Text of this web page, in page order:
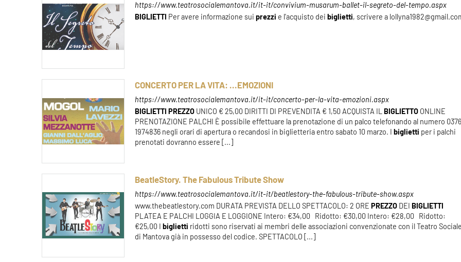
https://www.teatrosocialemantova.it/it-it/convivium-musarum-ballet-il-segreto-del-tempo.aspx
BIGLIETTI Per avere informazione suiprezzi e l'acquisto deibiglietti, scrivere a
CONCERTO PER LA VITA: ...EMOZIONI
https://www.teatrosocialemantova.it/it-it/concerto-per-la-vita-emozioni.aspx
BIGLIETTI PREZZO UNICO € 25,00 DIRITTI DI PREVENDITA € 1,50 ACQUISTA ILBIGLIETTO ONLINE
PRENOTAZIONE PALCHI È possibile effettuare la prenotazione di un palco telefonando al numero 0376
1974836 negli orari di apertura o recandosi in biglietteria entro sabato 10 marzo. Ibiglietti per i palchi
prenotati dovranno essere [...]
BeatleStory. The Fabulous Tribute Show
https://www.teatrosocialemantova.it/it-it/beatlestory-the-fabulous-tribute-show.aspx
www.thebeatlestory.com DURATA PREVISTA DELLO SPETTACOLO: 2 OREPREZZO DEIBIGLIETTI
PLATEA E PALCHI LOGGIA E LOGGIONE Intero: €34,00 Ridotto: €30,00 Intero: €28,00 Ridotto:
€25,00 Ibiglietti ridotti sono riservati ai membri delle associazioni convenzionate con il Teatro Sociale
di Mantova già in possesso del codice. SPETTACOLO [...]